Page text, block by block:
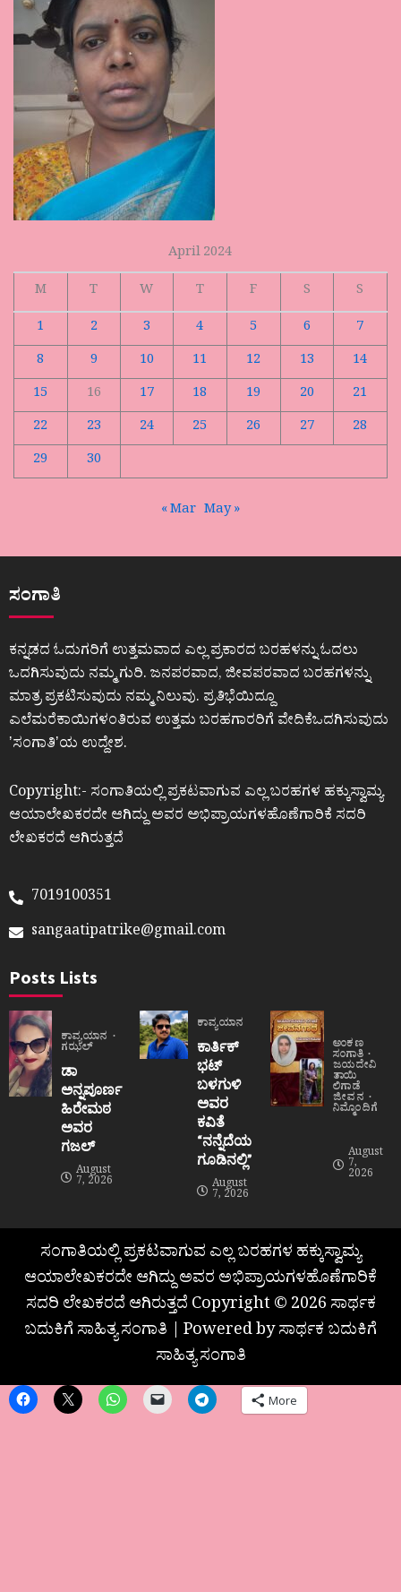
April 2024
M
T W T F S
S
1
2 3 4 5 6
7
8
9 10 11 12 13
14
15
16 17 18 19 20
21
22
23 24 25 26 27
28
29
30
« Mar May »
ಸಂಗಾತಿ
ಕನ್ನಡದ ಓದುಗರಿಗೆ ಉತ್ತಮವಾದ ಎಲ್ಲ ಪ್ರಕಾರದ ಬರಹಳನ್ನು ಓದಲು
ಒದಗಿಸುವುದು ನಮ್ಮ ಗುರಿ. ಜನಪರವಾದ, ಜೀವಪರವಾದ ಬರಹಗಳನ್ನು
ಮಾತ್ರ ಪ್ರಕಟಿಸುವುದು ನಮ್ಮ ನಿಲುವು. ಪ್ರತಿಭೆಯಿದ್ದೂ
ಎಲೆಮರೆಕಾಯಿಗಳಂತಿರುವ ಉತ್ತಮ ಬರಹಗಾರರಿಗೆ ವೇದಿಕೆಒದಗಿಸುವುದು
ʼಸಂಗಾತಿʼಯ ಉದ್ದೇಶ.
Copyright:- ಸಂಗಾತಿಯಲ್ಲಿ ಪ್ರಕಟವಾಗುವ ಎಲ್ಲ ಬರಹಗಳ ಹಕ್ಕುಸ್ವಾಮ್ಯ
ಆಯಾಲೇಖಕರದೇ ಆಗಿದ್ದು ಅವರ ಅಭಿಪ್ರಾಯಗಳಹೊಣೆಗಾರಿಕೆ ಸದರಿ
ಲೇಖಕರದೆ ಆಗಿರುತ್ತದೆ
7019100351
sangaatipatrike@gmail.com
Posts Lists
ಕಾವ್ಯಯಾನ
ಗಝಲ್
ಡಾ
ಅನ್ನಪೂರ್ಣ
ಹಿರೇಮಠ
ಅವರ
ಗಜಲ್
August
7, 2026
ಕಾವ್ಯಯಾನ
ಕಾರ್ತಿಕ್
ಭಟ್
ಬಳಗುಳಿ
ಅವರ
ಕವಿತೆ
“ನನ್ನೆದೆಯ
ಗೂಡಿನಲ್ಲಿ”
August
7, 2026
ಅಂಕಣ
ಸಂಗಾತಿ
ಜಯದೇವಿ
ತಾಯಿ
ಲಿಗಾಡೆ
ಜೀವನ
ನಿಮ್ಮೊಂದಿಗೆ
August
7,
2026
ಸಂಗಾತಿಯಲ್ಲಿ ಪ್ರಕಟವಾಗುವ ಎಲ್ಲ ಬರಹಗಳ ಹಕ್ಕುಸ್ವಾಮ್ಯ
ಆಯಾಲೇಖಕರದೇ ಆಗಿದ್ದು ಅವರ ಅಭಿಪ್ರಾಯಗಳಹೊಣೆಗಾರಿಕೆ
ಸದರಿ ಲೇಖಕರದೆ ಆಗಿರುತ್ತದೆ Copyright © 2026 ಸಾರ್ಥಕ
ಬದುಕಿಗೆ ಸಾಹಿತ್ಯ ಸಂಗಾತಿ | Powered by ಸಾರ್ಥಕ ಬದುಕಿಗೆ
ಸಾಹಿತ್ಯ ಸಂಗಾತಿ
More